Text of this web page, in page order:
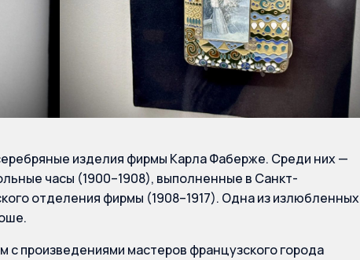
изделия фирмы Карла Фаберже. Среди них —
часы (1900–1908), выполненные в Санкт-
отделения фирмы (1908–1917). Одна из излюбленных
произведениями мастеров французского города